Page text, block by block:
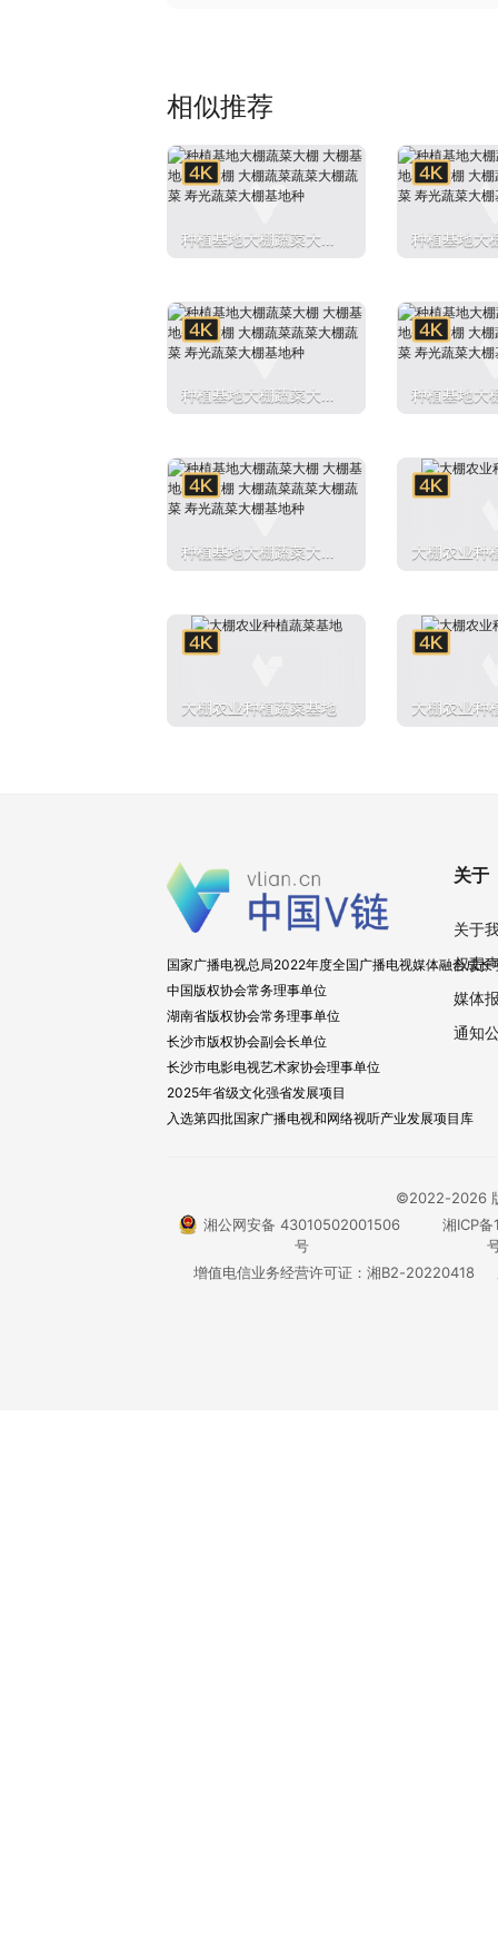
相似推荐
种植基地大棚蔬菜大棚
寿光蔬菜大棚基地种
种植基地大
寿光蔬菜大
种植基地大棚蔬菜大棚
寿光蔬菜大棚基地种
种植基地大
寿光蔬菜大
种植基地大棚蔬菜大棚
寿光蔬菜大棚基地种
大棚农业种
大棚农业种植蔬菜基地 大棚农业种
国家广播电视总局2022年度全国广播电视媒体融合成长
中国版权协会常务理事单位
湖南省版权协会常务理事单位
长沙市版权协会副会长单位
长沙市电影电视艺术家协会理事单位
2025年省级文化强省发展项目
入选第四批国家广播电视和网络视听产业发展项目库
关于
关于
权责
媒体
通知
©2022-2026
湘公网安备 43010502001506
号
湘ICP
增值电信业务经营许可证：湘B2-20220418